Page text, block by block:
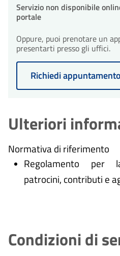
Servizio non disponibile
portale
Oppure, puoi prenotare un
presentarti presso gli uffici.
Richiedi appuntamento
Ulteriori
Normativa di riferimento
Regolamento per
patrocini, contributi e
Condizioni di